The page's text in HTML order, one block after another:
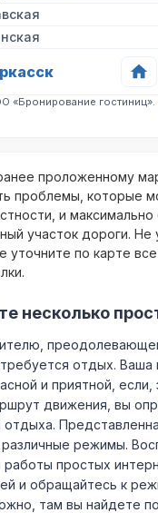
«Бронирование
проложенному
проблемы, которые
и
участок дороги. Не
уточните по карте
несколько
отдых. Ваша
и приятной, если,
движения, вы
режимы.
работы простых
и обращайтесь к
там вы найдете